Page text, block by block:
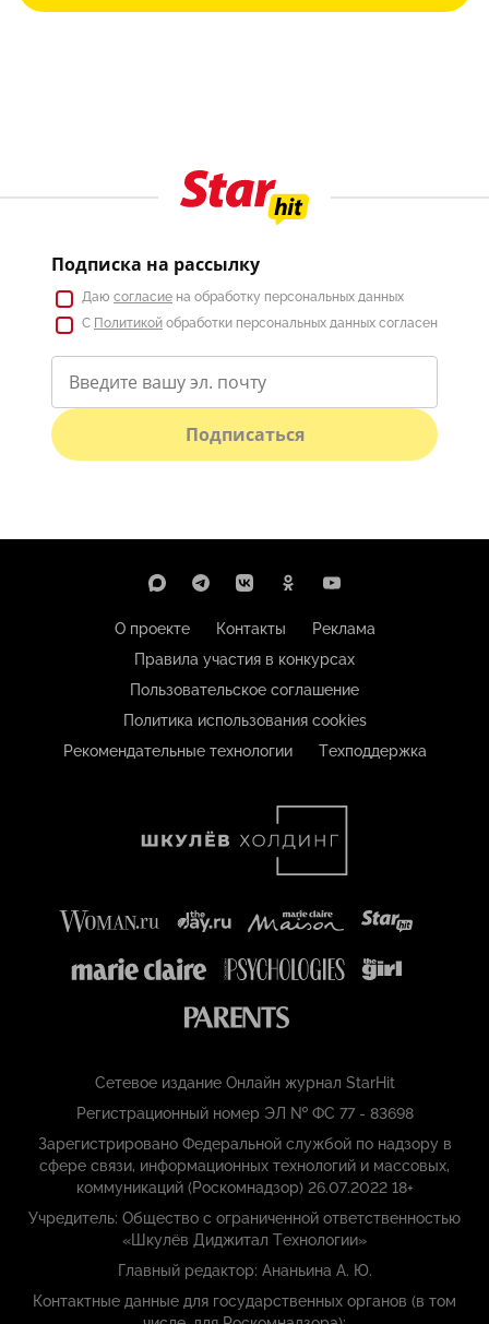
Подписка на рассылку
Даю согласие на обработку персональных данных
С Политикой обработки персональных данных согласен
Подписаться
О проекте Контакты
Реклама
Правила участия в конкурсах
Пользовательское соглашение
Политика использования cookies
Рекомендательные технологии
Техподдержка
Сетевое издание Онлайн журнал StarHit
Регистрационный номер ЭЛ № ФС 77 - 83698
Зарегистрировано Федеральной службой по надзору в
сфере связи, информационных технологий и массовых,
коммуникаций (Роскомнадзор) 26.07.2022 18+
Учредитель: Общество с ограниченной ответственностью
«Шкулёв Диджитал Технологии»
Главный редактор: Ананьина А. Ю.
Контактные данные для государственных органов (в том